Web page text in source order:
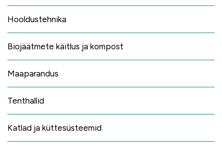
Hooldustehnika
Biojäätmete käitlus ja kompost
Maaparandus
Tenthallid
Katlad ja küttesüsteemid